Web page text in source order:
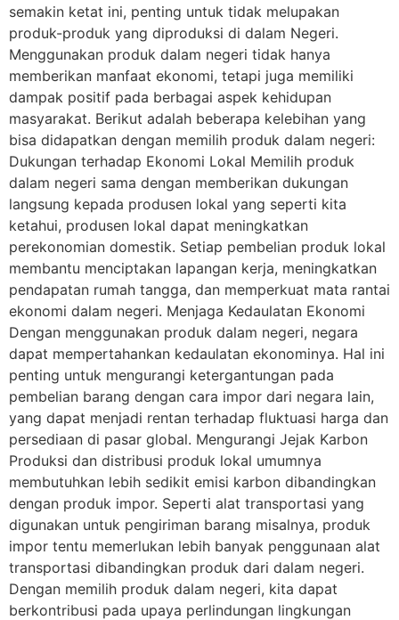
semakin ketat ini, penting untuk tidak melupakan
produk-produk yang diproduksi di dalam Negeri.
Menggunakan produk dalam negeri tidak hanya
memberikan manfaat ekonomi, tetapi juga memiliki
dampak positif pada berbagai aspek kehidupan
masyarakat. Berikut adalah beberapa kelebihan yang
bisa didapatkan dengan memilih produk dalam negeri:
Dukungan terhadap Ekonomi Lokal Memilih produk
dalam negeri sama dengan memberikan dukungan
langsung kepada produsen lokal yang seperti kita
ketahui, produsen lokal dapat meningkatkan
perekonomian domestik. Setiap pembelian produk lokal
membantu menciptakan lapangan kerja, meningkatkan
pendapatan rumah tangga, dan memperkuat mata rantai
ekonomi dalam negeri. Menjaga Kedaulatan Ekonomi
Dengan menggunakan produk dalam negeri, negara
dapat mempertahankan kedaulatan ekonominya. Hal ini
penting untuk mengurangi ketergantungan pada
pembelian barang dengan cara impor dari negara lain,
yang dapat menjadi rentan terhadap fluktuasi harga dan
persediaan di pasar global. Mengurangi Jejak Karbon
Produksi dan distribusi produk lokal umumnya
membutuhkan lebih sedikit emisi karbon dibandingkan
dengan produk impor. Seperti alat transportasi yang
digunakan untuk pengiriman barang misalnya, produk
impor tentu memerlukan lebih banyak penggunaan alat
transportasi dibandingkan produk dari dalam negeri.
Dengan memilih produk dalam negeri, kita dapat
berkontribusi pada upaya perlindungan lingkungan